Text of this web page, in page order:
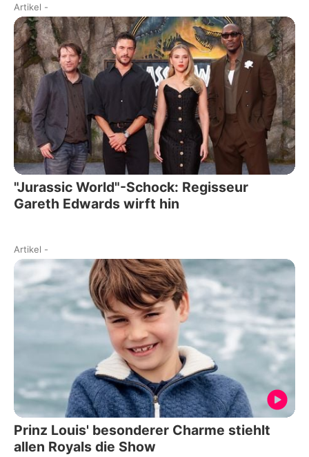
Artikel -
"Jurassic World"-Schock: Regisseur
Gareth Edwards wirft hin
Artikel -
Prinz Louis' besonderer Charme stiehlt
allen Royals die Show